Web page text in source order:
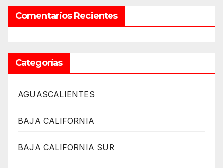
Comentarios Recientes
Categorías
AGUASCALIENTES
BAJA CALIFORNIA
BAJA CALIFORNIA SUR